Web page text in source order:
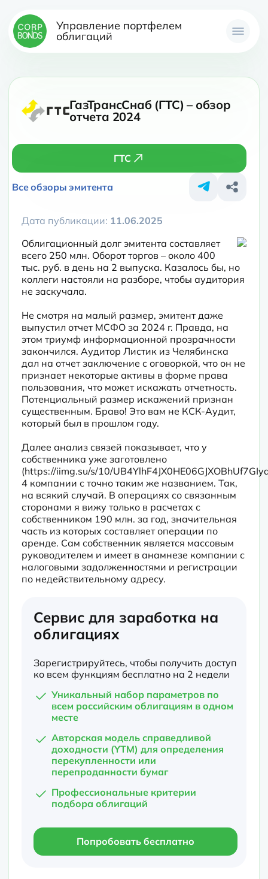
Управление портфелем
облигаций
ГазТрансСнаб (ГТС) – обзор
отчета 2024
ГТС
Все обзоры эмитента
Дата публикации: 11.06.2025
Облигационный долг эмитента составляет
всего 250 млн. Оборот торгов – около 400
тыс. руб. в день на 2 выпуска. Казалось бы, но
коллеги настояли на разборе, чтобы аудитория
не заскучала.
Не смотря на малый размер, эмитент даже
выпустил отчет МСФО за 2024 г. Правда, на
этом триумф информационной прозрачности
закончился. Аудитор Листик из Челябинска
дал на отчет заключение с оговоркой, что он не
признает некоторые активы в форме права
пользования, что может искажать отчетность.
Потенциальный размер искажений признан
существенным. Браво! Это вам не КСК-Аудит,
который был в прошлом году.
Далее анализ связей показывает, что у
собственника уже заготовлено
(https://iimg.su/s/10/
4 компании с точно таким же названием. Так,
на всякий случай. В операциях со связанным
сторонами я вижу только в расчетах с
собственником 190 млн. за год, значительная
часть из которых составляет операции по
аренде. Сам собственник является массовым
руководителем и имеет в анамнезе компании с
налоговыми задолженностями и регистрации
по недействительному адресу.
Сервис для заработка на
облигациях
Зарегистрируйтесь, чтобы получить доступ
ко всем функциям бесплатно на 2 недели
Уникальный набор параметров по
всем российским облигациям в одном
месте
Авторская модель справедливой
доходности (YTM) для определения
перекупленности или
перепроданности бумаг
Профессиональные критерии
подбора облигаций
Попробовать бесплатно